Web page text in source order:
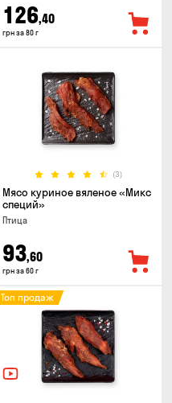
126,40
грн за 80 г
(3)
Мясо куриное вяленое «Микс
специй»
Птица
93,60
грн за 60 г
Топ продаж